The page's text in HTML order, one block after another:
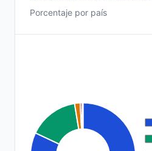
Porcentaje por país